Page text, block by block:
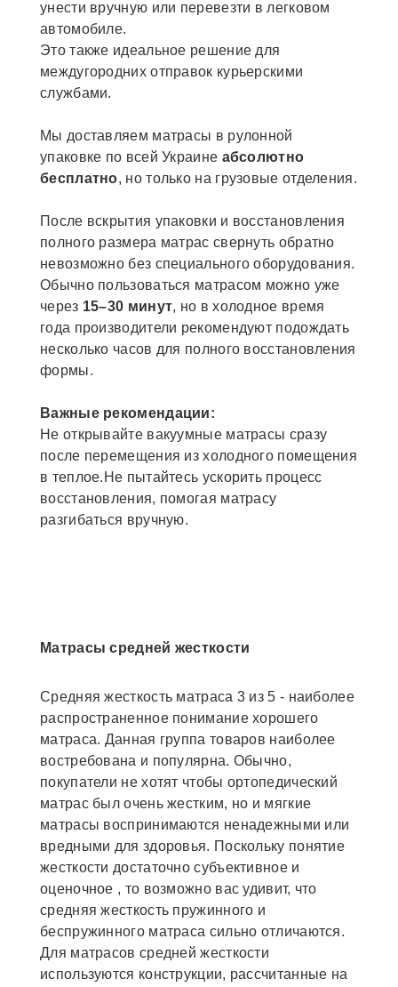
унести вручную или перевезти в легковом
автомобиле.
Это также идеальное решение для
междугородних отправок курьерскими
службами.
Мы доставляем матрасы в рулонной
упаковке по всей Украине абсолютно
бесплатно, но только на грузовые отделения.
После вскрытия упаковки и восстановления
полного размера матрас свернуть обратно
невозможно без специального оборудования.
Обычно пользоваться матрасом можно уже
через 15–30 минут, но в холодное время
года производители рекомендуют подождать
несколько часов для полного восстановления
формы.
Важные рекомендации:
Не открывайте вакуумные матрасы сразу
после перемещения из холодного помещения
в теплое.Не пытайтесь ускорить процесс
восстановления, помогая матрасу
разгибаться вручную.
Матрасы средней жесткости
Средняя жесткость матраса 3 из 5 - наиболее
распространенное понимание хорошего
матраса. Данная группа товаров наиболее
востребована и популярна. Обычно,
покупатели не хотят чтобы ортопедический
матрас был очень жестким, но и мягкие
матрасы воспринимаются ненадежными или
вредными для здоровья. Поскольку понятие
жесткости достаточно субъективное и
оценочное , то возможно вас удивит, что
средняя жесткость пружинного и
беспружинного матраса сильно отличаются.
Для матрасов средней жесткости
используются конструкции, рассчитанные на